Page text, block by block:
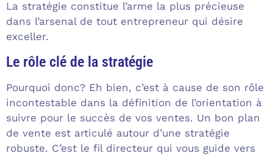
La stratégie constitue l’arme la plus précieuse
dans l’arsenal de tout entrepreneur qui désire
exceller.
Le rôle clé de la stratégie
Pourquoi donc? Eh bien, c’est à cause de son rôle
incontestable dans la définition de l’orientation à
suivre pour le succès de vos ventes. Un bon plan
de vente est articulé autour d’une stratégie
robuste. C’est le fil directeur qui vous guide vers